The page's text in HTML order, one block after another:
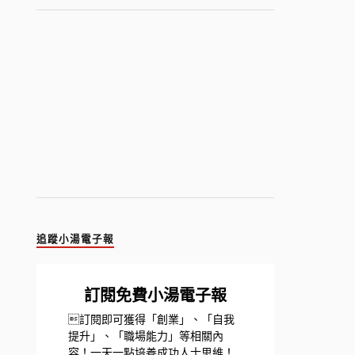
追蹤小湯電子報
訂閱免費小湯電子報
訂閱即可獲得「創業」、「自我
提升」、「職場能力」等相關內